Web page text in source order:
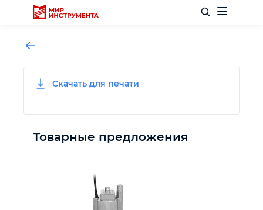
Отделочный инструмент
Садовый инвентарь
Скачать для печати
Товарные предложения